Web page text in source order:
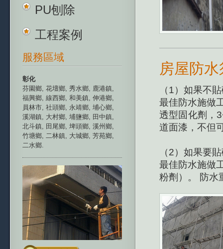
PU刨除
工程案例
服務區域
彰化
芬園鄉, 花壇鄉, 秀水鄉, 鹿港鎮,
福興鄉, 線西鄉, 和美鎮, 伸港鄉,
員林市, 社頭鄉, 永靖鄉, 埔心鄉,
溪湖鎮, 大村鄉, 埔鹽鄉, 田中鎮,
北斗鎮, 田尾鄉, 埤頭鄉, 溪州鄉,
竹塘鄉, 二林鎮, 大城鄉, 芳苑鄉,
二水鄉.
房屋防
（1）如果不
最佳防水施做
透型固化劑，
道面漆，不但
（2）如果要
最佳防水施做
粉劑）。 防水